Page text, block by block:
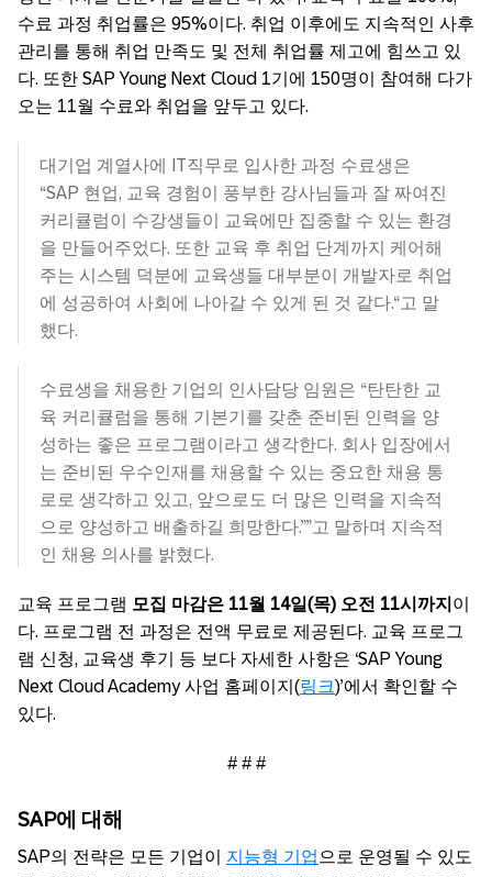
수료 과정 취업률은 95%이다. 취업 이후에도 지속적인 사후
관리를 통해 취업 만족도 및 전체 취업률 제고에 힘쓰고 있
다. 또한 SAP Young Next Cloud 1기에 150명이 참여해 다가
오는 11월 수료와 취업을 앞두고 있다.
대기업 계열사에 IT직무로 입사한 과정 수료생은
“SAP 현업, 교육 경험이 풍부한 강사님들과 잘 짜여진
커리큘럼이 수강생들이 교육에만 집중할 수 있는 환경
을 만들어주었다. 또한 교육 후 취업 단계까지 케어해
주는 시스템 덕분에 교육생들 대부분이 개발자로 취업
에 성공하여 사회에 나아갈 수 있게 된 것 같다.“고 말
했다.
수료생을 채용한 기업의 인사담당 임원은 “탄탄한 교
육 커리큘럼을 통해 기본기를 갖춘 준비된 인력을 양
성하는 좋은 프로그램이라고 생각한다. 회사 입장에서
는 준비된 우수인재를 채용할 수 있는 중요한 채용 통
로로 생각하고 있고, 앞으로도 더 많은 인력을 지속적
으로 양성하고 배출하길 희망한다.””고 말하며 지속적
인 채용 의사를 밝혔다.
교육 프로그램 모집 마감은 11월 14일(목) 오전 11시까지 이
다. 프로그램 전 과정은 전액 무료로 제공된다. 교육 프로그
램 신청, 교육생 후기 등 보다 자세한 사항은 ‘SAP Young
Next Cloud Academy 사업 홈페이지(링크)’에서 확인할 수
있다.
# # #
SAP에 대해
SAP의 전략은 모든 기업이 지능형 기업 으로 운영될 수 있도